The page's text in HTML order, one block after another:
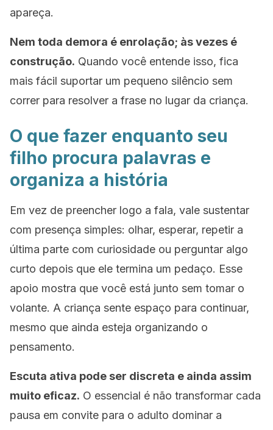
apareça.
Nem toda demora é enrolação; às vezes é
construção. Quando você entende isso, fica
mais fácil suportar um pequeno silêncio sem
correr para resolver a frase no lugar da criança.
O que fazer enquanto seu
filho procura palavras e
organiza a história
Em vez de preencher logo a fala, vale sustentar
com presença simples: olhar, esperar, repetir a
última parte com curiosidade ou perguntar algo
curto depois que ele termina um pedaço. Esse
apoio mostra que você está junto sem tomar o
volante. A criança sente espaço para continuar,
mesmo que ainda esteja organizando o
pensamento.
Escuta ativa pode ser discreta e ainda assim
muito eficaz. O essencial é não transformar cada
pausa em convite para o adulto dominar a